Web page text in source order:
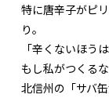
特に唐辛子がピ
り。
「辛くないほう
もし私がつくる
北信州の「サバ